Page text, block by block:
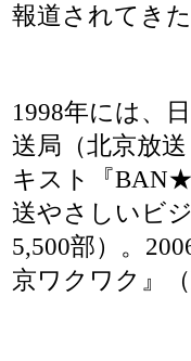
報道されてきた
1998年には、
送局（北京放
キスト『
送やさしいビ
5,500部）。
京ワクワク』